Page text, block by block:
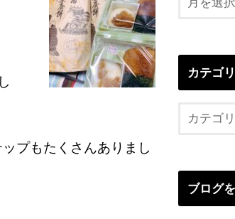
プもたくさんありまし
カテゴ
ブログ